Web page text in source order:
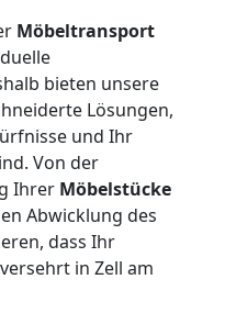
Möbeltransport
bieten unsere
Lösungen,
und Ihr
Von der
Ihrer Möbelstücke
Abwicklung des
dass Ihr
in Zell am